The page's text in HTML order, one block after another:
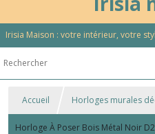
Irisia Maison : votre intérieur, votre
Accueil Horloges murales
Horloge À Poser Bois Métal Noir